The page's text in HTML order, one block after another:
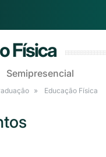
Física
Semipresencial
Educação Física